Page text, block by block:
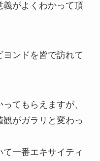
がよくわかって頂
ンドを皆で訪れて
てもらえますが、
がガラリと変わっ
一番エキサイティ